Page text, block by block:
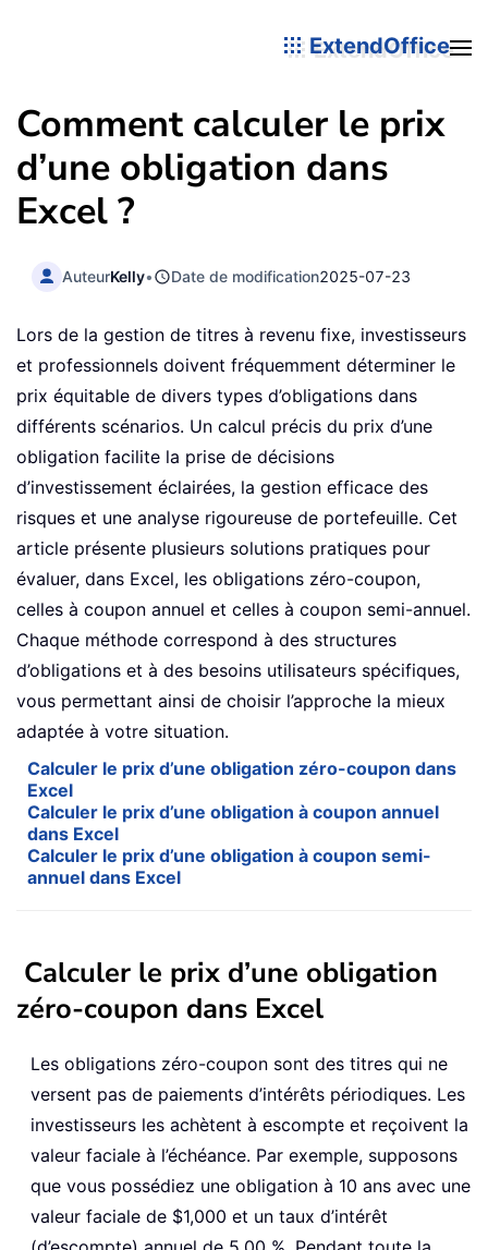
ExtendOffice
Comment calculer le prix
d’une obligation dans
Excel ?
AuteurKelly• Date de modification2025-07-23
Lors de la gestion de titres à revenu fixe, investisseurs
et professionnels doivent fréquemment déterminer le
prix équitable de divers types d’obligations dans
différents scénarios. Un calcul précis du prix d’une
obligation facilite la prise de décisions
d’investissement éclairées, la gestion efficace des
risques et une analyse rigoureuse de portefeuille. Cet
article présente plusieurs solutions pratiques pour
évaluer, dans Excel, les obligations zéro-coupon,
celles à coupon annuel et celles à coupon semi-annuel.
Chaque méthode correspond à des structures
d’obligations et à des besoins utilisateurs spécifiques,
vous permettant ainsi de choisir l’approche la mieux
adaptée à votre situation.
Calculer le prix d’une obligation zéro-coupon dans
Excel
Calculer le prix d’une obligation à coupon annuel
dans Excel
Calculer le prix d’une obligation à coupon semi-
annuel dans Excel
Calculer le prix d’une obligation
zéro-coupon dans Excel
Les obligations zéro-coupon sont des titres qui ne
versent pas de paiements d’intérêts périodiques. Les
investisseurs les achètent à escompte et reçoivent la
valeur faciale à l’échéance. Par exemple, supposons
que vous possédiez une obligation à 10 ans avec une
valeur faciale de $1,000 et un taux d’intérêt